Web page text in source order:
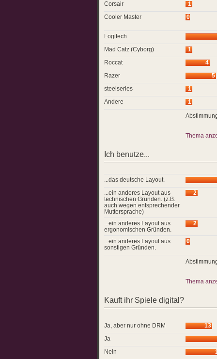
Corsair
1
Cooler Master
0
Logitech
Mad Catz (Cyborg)
1
Roccat
4
Razer
5
steelseries
1
Andere
1
Thema
Ich benutze...
...das deutsche Layout.
...ein anderes Layout aus
technischen Gründen. (z.B.
auch wegen entsprechender
Muttersprache)
2
...ein anderes Layout aus
ergonomischen Gründen.
2
...ein anderes Layout aus
sonstigen Gründen.
0
Thema
Kauft ihr Spiele digital?
Ja, aber nur ohne DRM
13
Ja
Nein